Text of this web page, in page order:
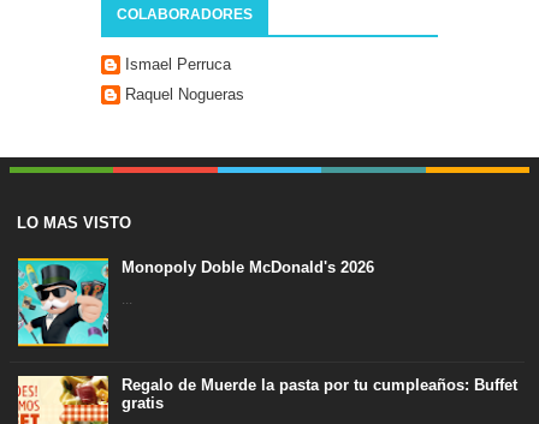
COLABORADORES
Ismael Perruca
Raquel Nogueras
LO MAS VISTO
Monopoly Doble McDonald's 2026
...
Regalo de Muerde la pasta por tu cumpleaños: Buffet
gratis